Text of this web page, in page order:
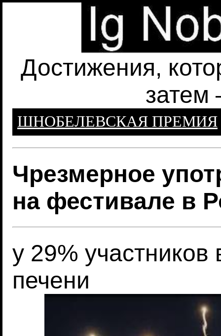
Достижения,
затем
ШНОБЕЛЕВСКАЯ ПРЕМИЯ
Чрезмерное
на фестивале в
у 29% участников
печени